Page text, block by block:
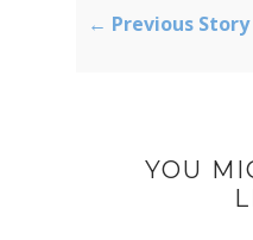
← Previous Story
YOU